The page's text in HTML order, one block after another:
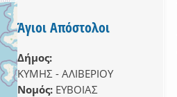
Άγιοι Απόστολοι
Δήμος:
ΚΥΜΗΣ - ΑΛΙΒΕΡΙΟΥ
Νομός: ΕΥΒΟΙΑΣ